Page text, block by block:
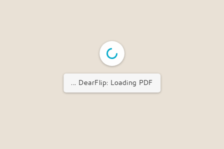
DearFlip: Loading PDF ...